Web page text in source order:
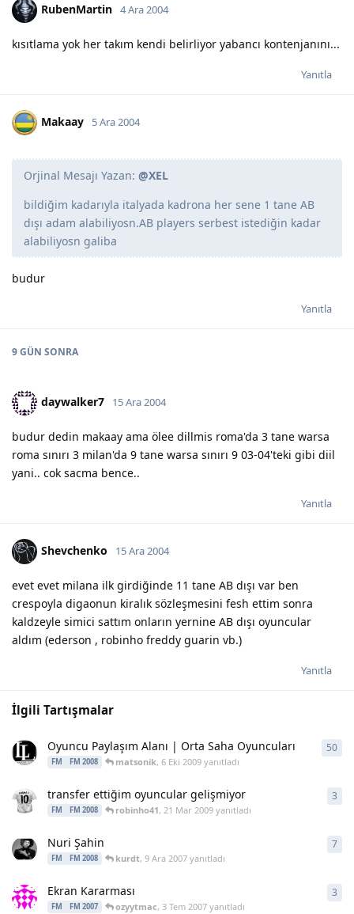
RubenMartin 4 Ara 2004
kısıtlama yok her takım kendi belirliyor yabancı kontenjanını...
Yanıtla
Makaay 5 Ara 2004
Orjinal Mesajı Yazan: @XEL
bildiğim kadarıyla italyada kadrona her sene 1 tane AB
dışı adam alabiliyosn.AB players serbest istediğin kadar
alabiliyosn galiba
budur
Yanıtla
9 GÜN SONRA
daywalker7 15 Ara 2004
budur dedin makaay ama ölee dillmis roma'da 3 tane warsa
roma sınırı 3 milan'da 9 tane warsa sınırı 9 03-04'teki gibi diil
yani.. cok sacma bence..
Yanıtla
Shevchenko 15 Ara 2004
evet evet milana ilk girdiğinde 11 tane AB dışı var ben
crespoyla digaonun kiralık sözleşmesini fesh ettim sonra
kaldzeyle simici sattım onların yernine AB dışı oyuncular
aldım (ederson , robinho freddy guarin vb.)
Yanıtla
İlgili Tartışmalar
Oyuncu Paylaşım Alanı | Orta Saha Oyuncuları
FM FM 2008 matsonik, 6 Eki 2009yanıtladı
50
transfer ettiğim oyuncular gelişmiyor
FM FM 2008 robinho41, 21 Mar 2009yanıtladı
3
Nuri Şahin
FM FM 2008 kurdt, 9 Ara 2007yanıtladı
7
Ekran Kararması
FM FM 2007 ozyytmac, 3 Tem 2007yanıtladı
3